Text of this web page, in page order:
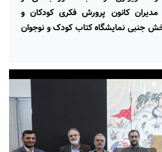
مدیران کانون پرورش فکری کودکان و
بخش جنبی نمایشگاه کتاب کودک و نوجوان